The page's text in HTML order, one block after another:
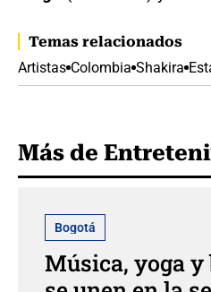
Temas relacionados
Artistas Colombia Shakira
Más de
Bogotá
Música, yoga